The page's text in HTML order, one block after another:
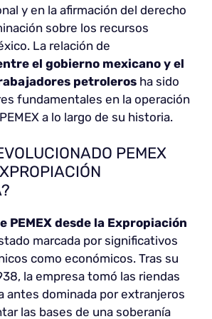
y en la afirmación del derecho
sobre los recursos
La relación de
el gobierno mexicano y el
petroleros ha sido
fundamentales en la operación
a lo largo de su historia.
PEMEX
PEMEX desde la Expropiación
marcada por significativos
como económicos. Tras su
la empresa tomó las riendas
antes dominada por extranjeros
las bases de una soberanía